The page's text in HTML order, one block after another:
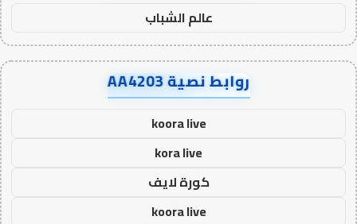
عالم الشباب
روابط نصية AA4203
koora live
kora live
كورة لايف
koora live